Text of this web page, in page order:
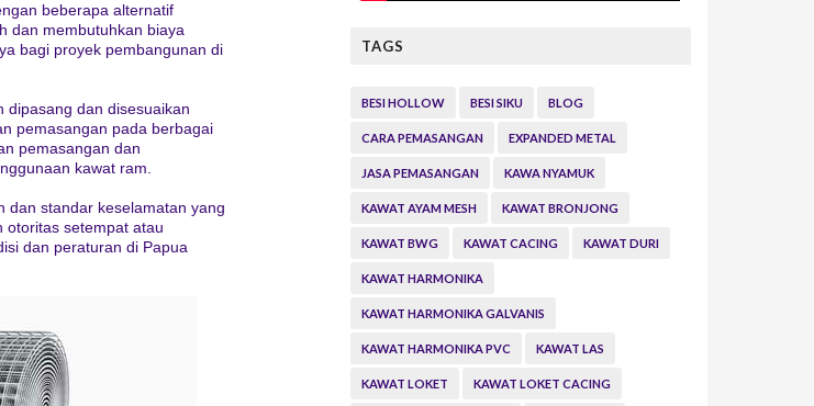
beberapa alternatif
dan membutuhkan biaya
bagi proyek pembangunan di
dipasang dan disesuaikan
pemasangan pada berbagai
pemasangan dan
kawat ram.
dan standar keselamatan yang
otoritas setempat atau
dan peraturan di Papua
TAGS
BESI HOLLOW BESI SIKU BLOG
CARA PEMASANGAN EXPANDED METAL
JASA PEMASANGAN KAWA NYAMUK
KAWAT AYAM MESH KAWAT BRONJONG
KAWAT BWG KAWAT CACING KAWAT DURI
KAWAT HARMONIKA
KAWAT HARMONIKA GALVANIS
KAWAT HARMONIKA PVC KAWAT LAS
KAWAT LOKET KAWAT LOKET CACING